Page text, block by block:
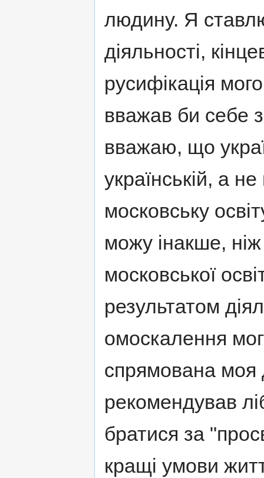
людину. Я
діяльності,
русифікація
вважав би себе
вважаю, що
українській, а
московську
можу інакше,
московської
результатом
омоскалення
спрямована моя
рекомендував
братися за
кращі умови